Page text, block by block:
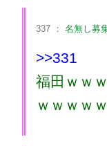
337 ： 名無し募
>>331
福田ｗｗ
ｗｗｗｗ